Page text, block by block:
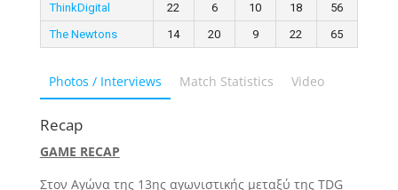
ThinkDigital 22 6 10 18
56
The Newtons
14 20 9 22 65
Photos / Interviews Match Statistics Video
Recap
GAME RECAP
Στον Αγώνα της 13ης αγωνιστικής μεταξύ της TDG